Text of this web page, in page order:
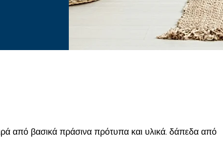
από βασικά πράσινα πρότυπα και υλικά. δάπεδα από